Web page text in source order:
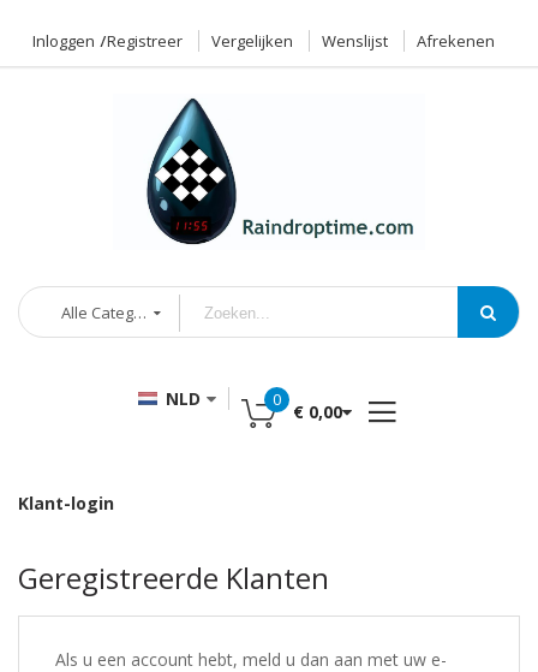
Inloggen Registreer Vergelijken Wenslijst Afrekenen
Alle Categorieën
NLD 0
€ 0,00
Klant-login
Geregistreerde Klanten
Als u een account hebt, meld u dan aan met uw e-